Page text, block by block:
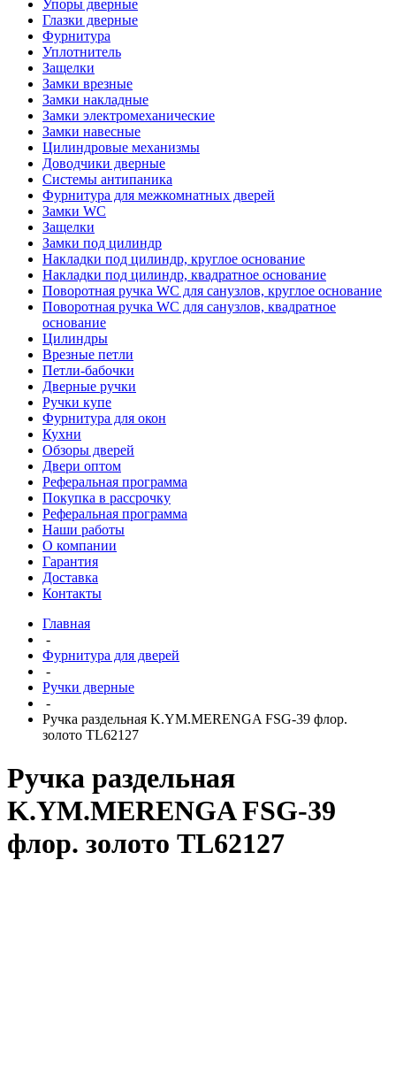
Упоры дверные
Глазки дверные
Фурнитура
Уплотнитель
Защелки
Замки врезные
Замки накладные
Замки электромеханические
Замки навесные
Цилиндровые механизмы
Доводчики дверные
Системы антипаника
Фурнитура для межкомнатных дверей
Замки WC
Защелки
Замки под цилиндр
Накладки под цилиндр, круглое основание
Накладки под цилиндр, квадратное основание
Поворотная ручка WC для санузлов, круглое основание
Поворотная ручка WC для санузлов, квадратное
основание
Цилиндры
Врезные петли
Петли-бабочки
Дверные ручки
Ручки купе
Фурнитура для окон
Кухни
Обзоры дверей
Двери оптом
Реферальная программа
Покупка в рассрочку
Реферальная программа
Наши работы
О компании
Гарантия
Доставка
Контакты
Главная
-
Фурнитура для дверей
-
Ручки дверные
-
Ручка раздельная K.YM.MERENGA FSG-39 флор.
золото TL62127
Ручка раздельная
K.YM.MERENGA FSG-39
флор. золото TL62127